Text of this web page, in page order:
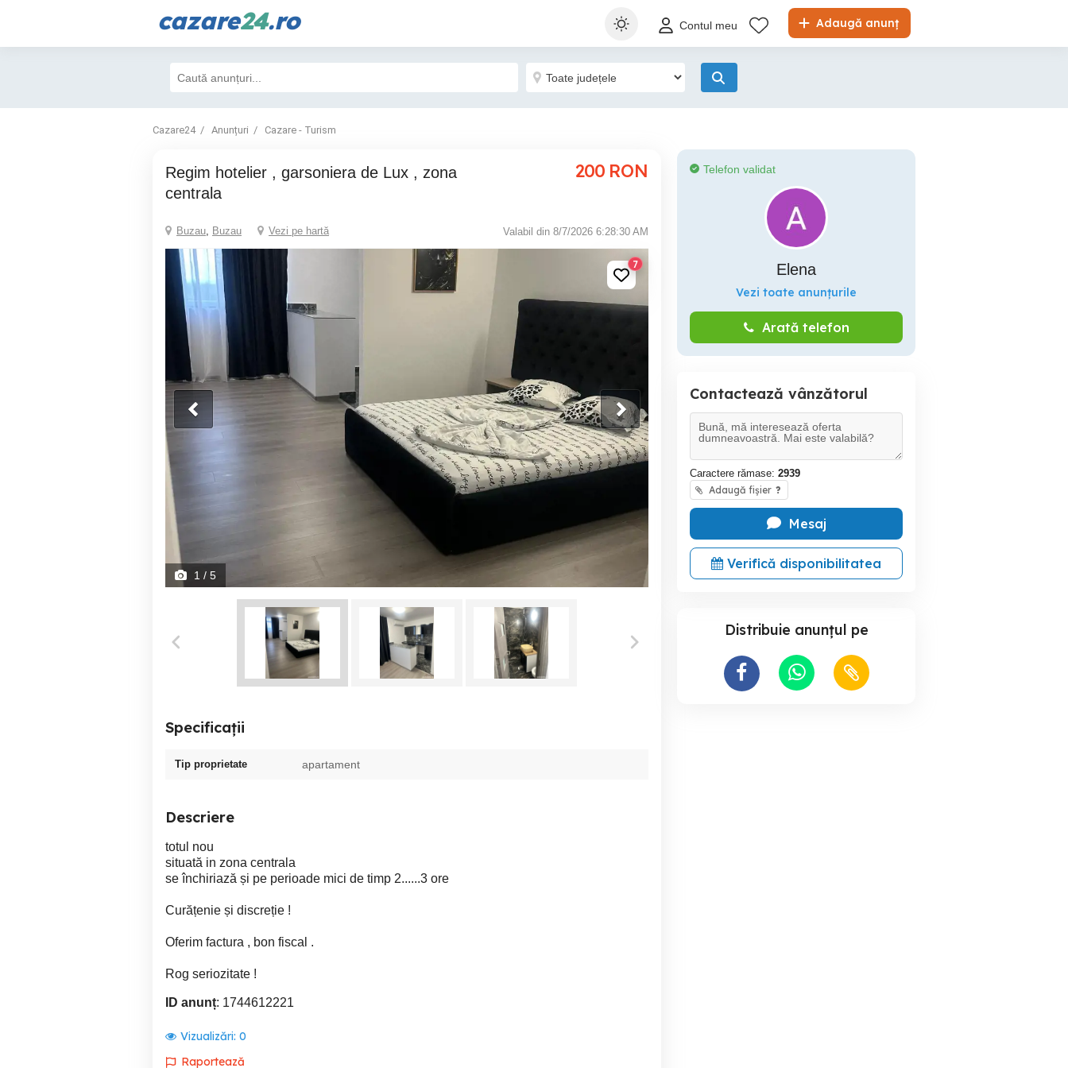
cazare24.ro Adaugă anunț
Contul meu
Cazare24 Anunțuri Cazare - Turism
regim hotelier , garsoniera de Lux , zona
centrala
200 RON
Buzau, Buzau Vezi pe hartă Valabil din 8/7/2026 6:28:30 AM
7
1 / 5
Specificații
Tip proprietate apartament
Descriere
totul nou
situată in zona centrala
se închiriază și pe perioade mici de timp 2......3 ore
Curățenie și discreție !
Oferim factura , bon fiscal .
Rog seriozitate !
ID anunț: 1744612221
Vizualizări: 0
Raportează
Telefon validat
Elena
Vezi toate anunțurile
Arată telefon
Contactează vânzătorul
Caractere rămase: 2939
Adaugă fișier ?
Mesaj
Verifică disponibilitatea
Distribuie anunțul pe